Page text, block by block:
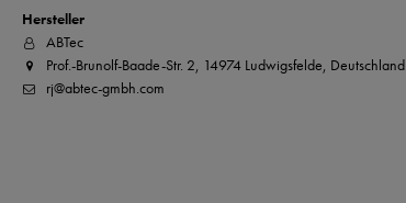
Hersteller
ABTec
Prof.-Brunolf-Baade-Str. 2, 14974 Ludwigsfelde, Deutschland
rj@abtec-gmbh.com